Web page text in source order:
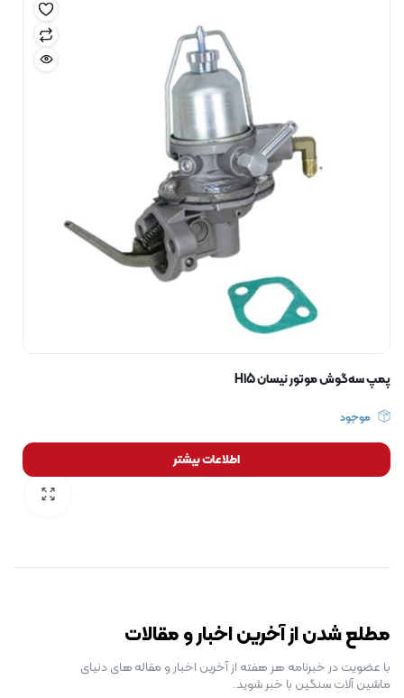
پمپ سه‌گوش موتور نیسان H15
موجود
اطلاعات بیشتر
مطلع شدن از آخرین اخبار و مقالات
با عضویت در خبرنامه هر هفته از آخرین اخبار و مقاله های دنیای
ماشین آلات سنگین با خبر شوید.